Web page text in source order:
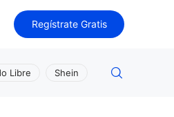
Regístrate Gratis
Libre Shein